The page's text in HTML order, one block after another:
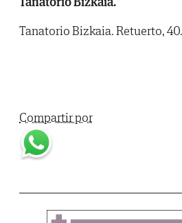
Tanatorio Bizkaia. Retuerto,
Compartir por